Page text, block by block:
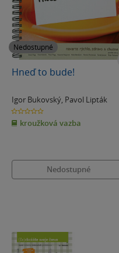
Nedostupné
Hneď to bude!
Igor Bukovský, Pavol Lipták
0.0
z
5
hvězdiček
kroužková vazba
Nedostupné